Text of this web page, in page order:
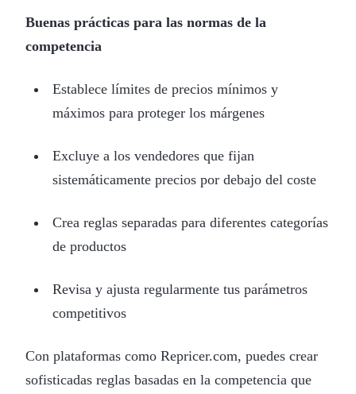
Buenas prácticas para las normas de la
competencia
Establece límites de precios mínimos y
máximos para proteger los márgenes
Excluye a los vendedores que fijan
sistemáticamente precios por debajo del coste
Crea reglas separadas para diferentes categorías
de productos
Revisa y ajusta regularmente tus parámetros
competitivos
Con plataformas como Repricer.com, puedes crear
sofisticadas reglas basadas en la competencia que